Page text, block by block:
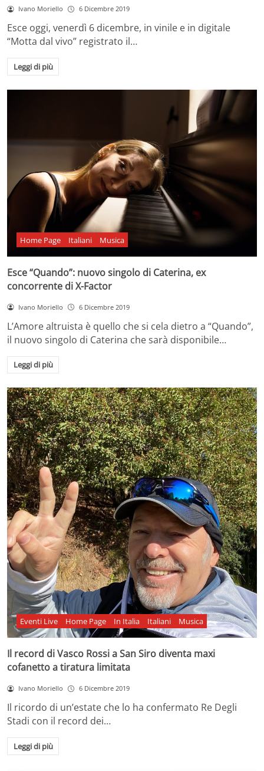
Ivano Moriello 6 Dicembre 2019
Esce oggi, venerdì 6 dicembre, in vinile e in digitale
“Motta dal vivo” registrato il…
Leggi di più
Home Page Italiani Musica
Esce “Quando”: nuovo singolo di Caterina, ex
concorrente di X-Factor
Ivano Moriello 6 Dicembre 2019
L’Amore altruista è quello che si cela dietro a “Quando”,
il nuovo singolo di Caterina che sarà disponibile…
Leggi di più
Eventi Live Home Page In Italia Italiani Musica
Il record di Vasco Rossi a San Siro diventa maxi
cofanetto a tiratura limitata
Ivano Moriello 6 Dicembre 2019
Il ricordo di un’estate che lo ha confermato Re Degli
Stadi con il record dei…
Leggi di più